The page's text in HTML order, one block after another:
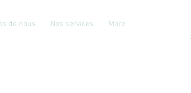
de nous Nos services More